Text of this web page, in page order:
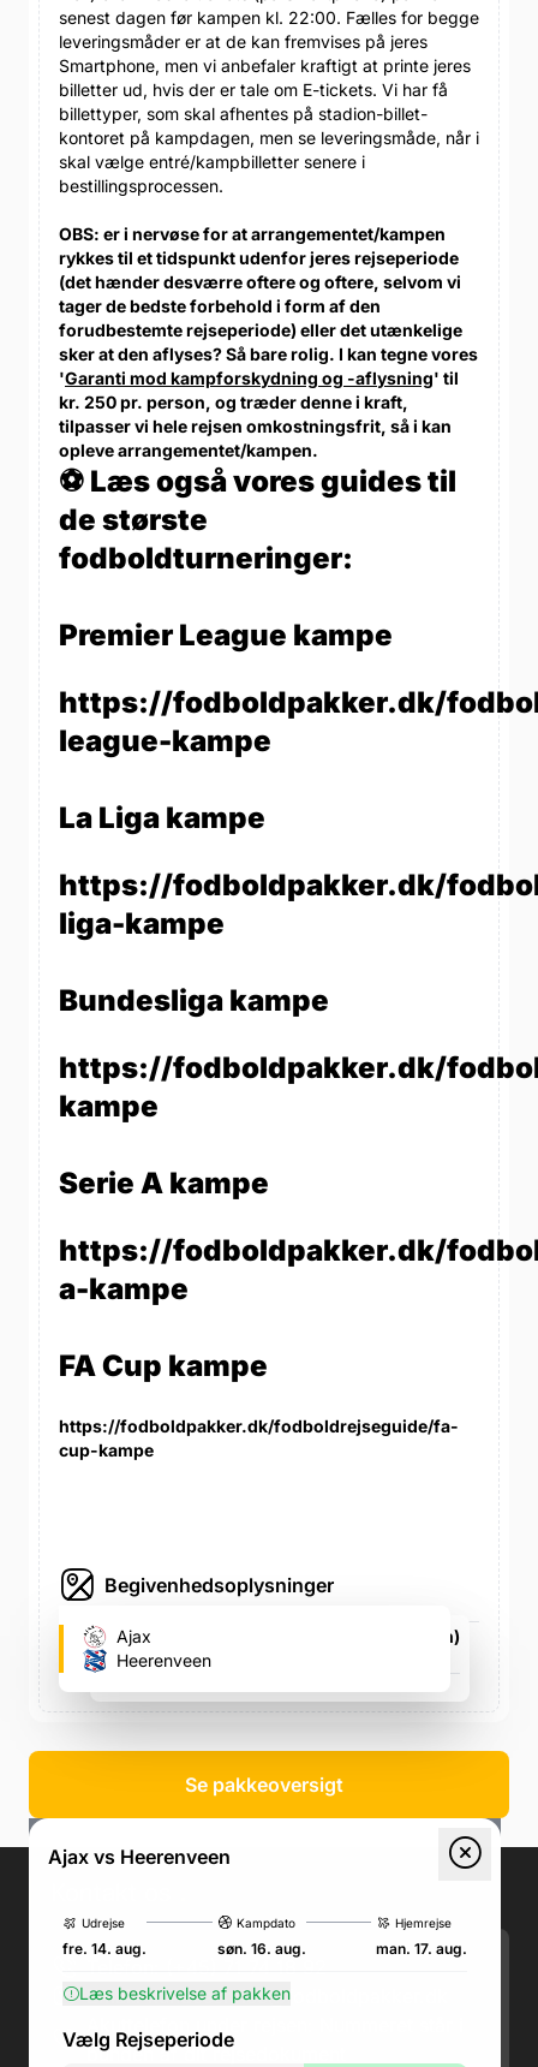
senest dagen før kampen kl. 22:00. Fælles for begge
leveringsmåder er at de kan fremvises på jeres
Smartphone, men vi anbefaler kraftigt at printe jeres
billetter ud, hvis der er tale om E-tickets. Vi har få
billettyper, som skal afhentes på stadion-billet-
kontoret på kampdagen, men se leveringsmåde, når i
skal vælge entré/kampbilletter senere i
bestillingsprocessen.
OBS: er i nervøse for at arrangementet/kampen
rykkes til et tidspunkt udenfor jeres rejseperiode
(det hænder desværre oftere og oftere, selvom vi
tager de bedste forbehold i form af den
forudbestemte rejseperiode) eller det utænkelige
sker at den aflyses? Så bare rolig. I kan tegne vores
'Garanti mod kampforskydning og -aflysning' til
kr. 250 pr. person, og træder denne i kraft,
tilpasser vi hele rejsen omkostningsfrit, så i kan
opleve arrangementet/kampen.
⚽ Læs også vores guides til
de største
fodboldturneringer:
Premier League kampe
https://fodboldpakker.dk/
league-kampe
La Liga kampe
https://fodboldpakker.dk/
liga-kampe
Bundesliga kampe
https://fodboldpakker.dk/
kampe
Serie A kampe
https://fodboldpakker.dk/
a-kampe
FA Cup kampe
https://fodboldpakker.dk/fodboldrejseguide/fa-
cup-kampe
Begivenhedsoplysninger
Johan Cruijff Arena (Ajax's fodboldstadion)
ArenA Boulevard 1, ArenA Boulevard 1
Ajax
Heerenveen
Se pakkeoversigt
Ajax vs Heerenveen
Udrejse
fre. 14. aug.
Kampdato
søn. 16. aug.
Hjemrejse
man. 17. aug.
Læs beskrivelse af pakken
Vælg Rejseperiode
Email:kundeservice@fodboldpakker.dk
bunden af dit rejsedokument